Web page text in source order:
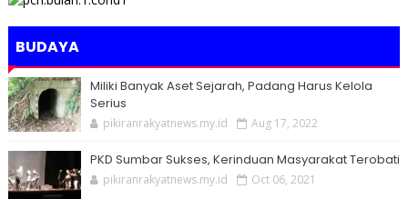
BUDAYA
Miliki Banyak Aset Sejarah, Padang Harus Kelola
Serius
pikiranrakyatnews.my.id Aug 17, 2022
PKD Sumbar Sukses, Kerinduan Masyarakat Terobati
pikiranrakyatnews.my.id Oct 06, 2021